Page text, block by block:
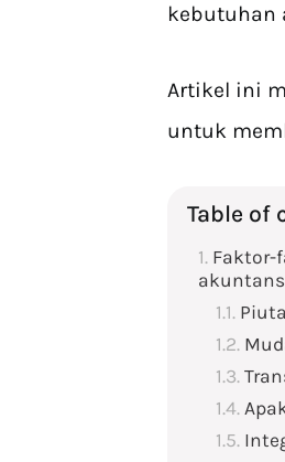
kebutuhan
Artikel ini
untuk
Table of
Faktor-